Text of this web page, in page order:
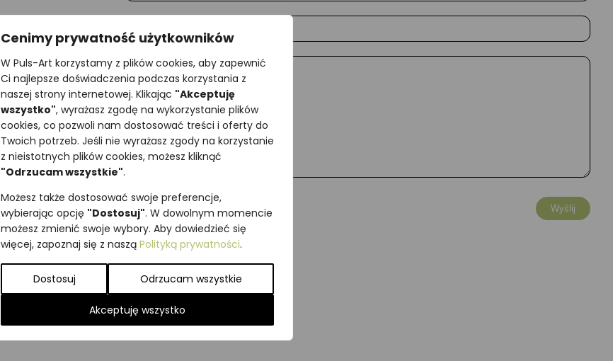
Cenimy prywatność użytkowników
W Puls-Art korzystamy z plików cookies, aby zapewnić
Ci najlepsze doświadczenia podczas korzystania z
naszej strony internetowej. Klikając "Akceptuję
wszystko", wyrażasz zgodę na wykorzystanie plików
cookies, co pozwoli nam dostosować treści i oferty do
Twoich potrzeb. Jeśli nie wyrażasz zgody na korzystanie
z nieistotnych plików cookies, możesz kliknąć
"Odrzucam wszystkie".
Możesz także dostosować swoje preferencje,
wybierając opcję "Dostosuj". W dowolnym momencie
możesz zmienić swoje wybory. Aby dowiedzieć się
więcej, zapoznaj się z naszą Polityką prywatności.
Dostosuj Odrzucam wszystkie
Akceptuję wszystko
Wiadomość
Najniższa cena z ostatnich 30 dni: 65,00
SKU:
Brak danych
Kategorie:
ILUSTRACJE Pozostałe